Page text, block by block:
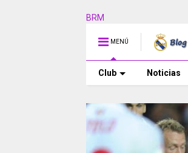
BRM
MENÚ
Club Noticias